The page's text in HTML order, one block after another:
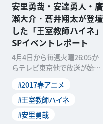
安里勇哉・安達勇人・廣
瀬大介・蒼井翔太が登壇
した「王室教師ハイネ」
SPイベントレポート
4月4日から毎週火曜26:05か
らテレビ東京他で放送が始ま
ニメ放送開始直前
#2017春アニメ
#王室教師ハイネ
#安里勇哉